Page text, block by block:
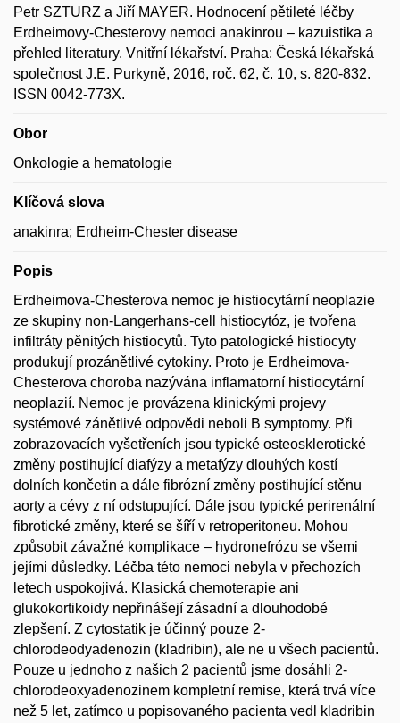
Petr SZTURZ a Jiří MAYER. Hodnocení pětileté léčby
Erdheimovy-Chesterovy nemoci anakinrou – kazuistika a
přehled literatury. Vnitřní lékařství. Praha: Česká lékařská
společnost J.E. Purkyně, 2016, roč. 62, č. 10, s. 820-832.
ISSN 0042-773X.
Obor
Onkologie a hematologie
Klíčová slova
anakinra; Erdheim-Chester disease
Popis
Erdheimova-Chesterova nemoc je histiocytární neoplazie
ze skupiny non-Langerhans-cell histiocytóz, je tvořena
infiltráty pěnitých histiocytů. Tyto patologické histiocyty
produkují prozánětlivé cytokiny. Proto je Erdheimova-
Chesterova choroba nazývána inflamatorní histiocytární
neoplazií. Nemoc je provázena klinickými projevy
systémové zánětlivé odpovědi neboli B symptomy. Při
zobrazovacích vyšetřeních jsou typické osteosklerotické
změny postihující diafýzy a metafýzy dlouhých kostí
dolních končetin a dále fibrózní změny postihující stěnu
aorty a cévy z ní odstupující. Dále jsou typické perirenální
fibrotické změny, které se šíří v retroperitoneu. Mohou
způsobit závažné komplikace – hydronefrózu se všemi
jejími důsledky. Léčba této nemoci nebyla v přechozích
letech uspokojivá. Klasická chemoterapie ani
glukokortikoidy nepřinášejí zásadní a dlouhodobé
zlepšení. Z cytostatik je účinný pouze 2-
chlorodeodyadenozin (kladribin), ale ne u všech pacientů.
Pouze u jednoho z našich 2 pacientů jsme dosáhli 2-
chlorodeoxyadenozinem kompletní remise, která trvá více
než 5 let, zatímco u popisovaného pacienta vedl kladribin